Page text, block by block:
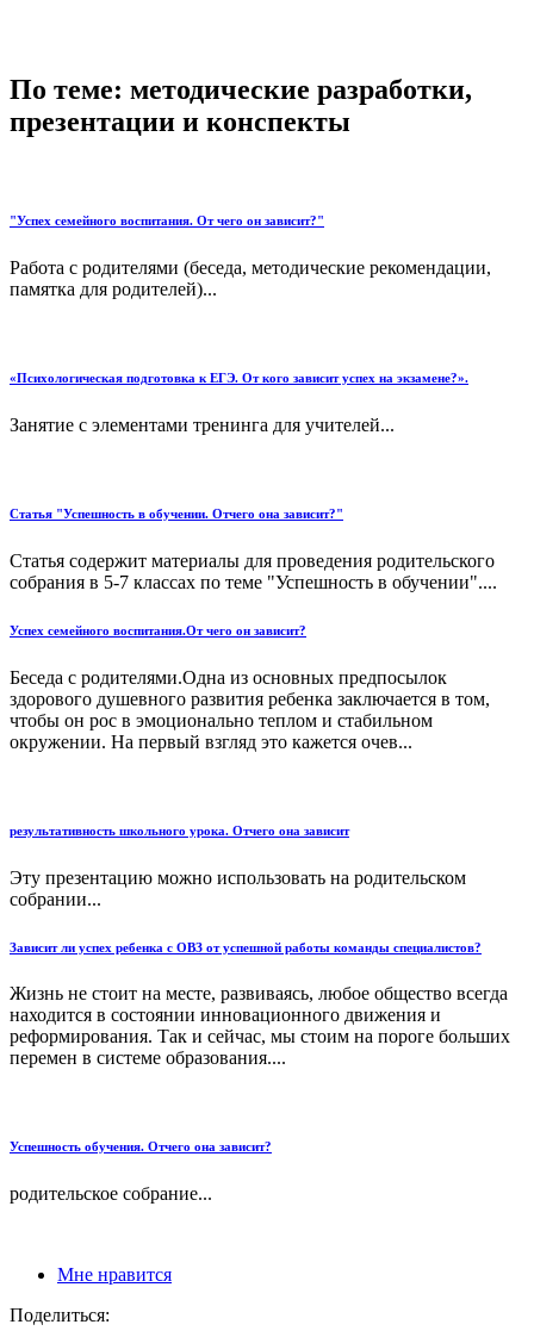
По теме: методические разработки,
презентации и конспекты
"Успех семейного воспитания. От чего он зависит?"
Работа с родителями (беседа, методические рекомендации,
памятка для родителей)...
«Психологическая подготовка к ЕГЭ. От кого зависит успех на экзамене?».
Занятие с элементами тренинга для учителей...
Статья "Успешность в обучении. Отчего она зависит?"
Статья содержит материалы для проведения родительского
собрания в 5-7 классах по теме "Успешность в обучении"....
Успех семейного воспитания.От чего он зависит?
Беседа с родителями.Одна из основных предпосылок
здорового душевного разви­тия ребенка заключается в том,
чтобы он рос в эмоционально теп­лом и стабильном
окружении. На первый взгляд это кажется оче­в...
результативность школьного урока. Отчего она зависит
Эту презентацию можно использовать на родительском
собрании...
Зависит ли успех ребенка с ОВЗ от успешной работы команды специалистов?
Жизнь не стоит на месте, развиваясь, любое общество всегда
находится в состоянии инновационного движения и
реформирования. Так и сейчас, мы стоим на пороге больших
перемен в системе образования....
Успешность обучения. Отчего она зависит?
родительское собрание...
Мне нравится
Поделиться: